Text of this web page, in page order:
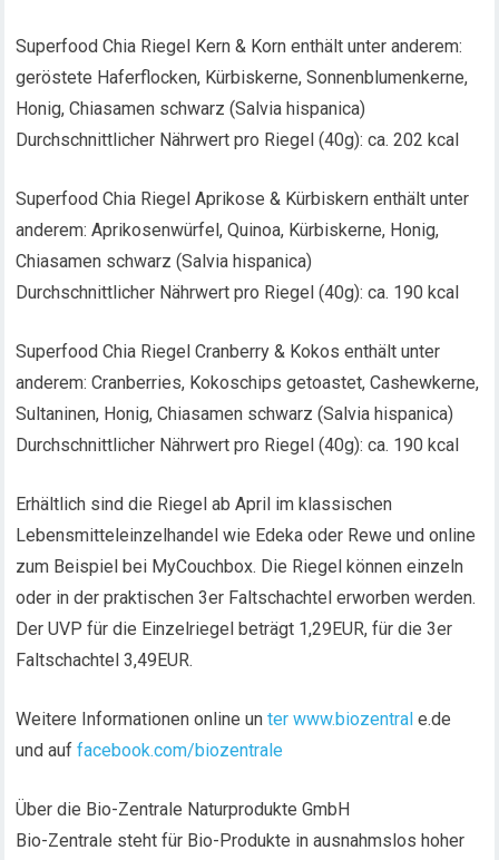
Superfood Chia Riegel Kern & Korn enthält unter anderem:
geröstete Haferflocken, Kürbiskerne, Sonnenblumenkerne,
Honig, Chiasamen schwarz (Salvia hispanica)
Durchschnittlicher Nährwert pro Riegel (40g): ca. 202 kcal
Superfood Chia Riegel Aprikose & Kürbiskern enthält unter
anderem: Aprikosenwürfel, Quinoa, Kürbiskerne, Honig,
Chiasamen schwarz (Salvia hispanica)
Durchschnittlicher Nährwert pro Riegel (40g): ca. 190 kcal
Superfood Chia Riegel Cranberry & Kokos enthält unter
anderem: Cranberries, Kokoschips getoastet, Cashewkerne,
Sultaninen, Honig, Chiasamen schwarz (Salvia hispanica)
Durchschnittlicher Nährwert pro Riegel (40g): ca. 190 kcal
Erhältlich sind die Riegel ab April im klassischen
Lebensmitteleinzelhandel wie Edeka oder Rewe und online
zum Beispiel bei MyCouchbox. Die Riegel können einzeln
oder in der praktischen 3er Faltschachtel erworben werden.
Der UVP für die Einzelriegel beträgt 1,29EUR, für die 3er
Faltschachtel 3,49EUR.
Weitere Informationen online unter www.biozentral e.de
und auffacebook.com/biozentrale
Über die Bio-Zentrale Naturprodukte GmbH
Bio-Zentrale steht für Bio-Produkte in ausnahmslos hoher